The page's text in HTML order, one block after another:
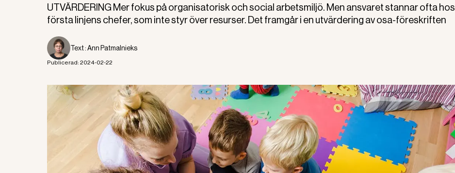
UTVÄRDERING Mer fokus på organisatorisk och social arbetsmiljö. Men ansvaret stannar ofta hos
första linjens chefer, som inte styr över resurser. Det framgår i en utvärdering av osa-föreskriften
Text :Ann Patmalnieks
Publicerad: 2024-02-22